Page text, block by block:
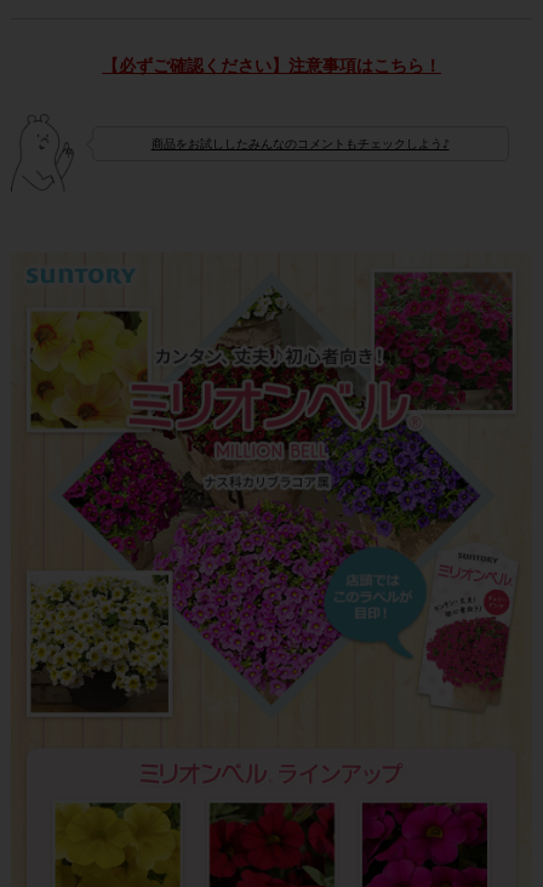
【必ずご確認ください】注意事項はこちら！
商品をお試ししたみんなのコメントもチェックしよう♪